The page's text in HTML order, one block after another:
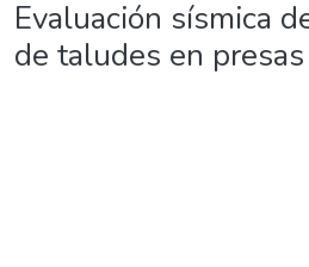
Evaluación sísmica
de taludes en